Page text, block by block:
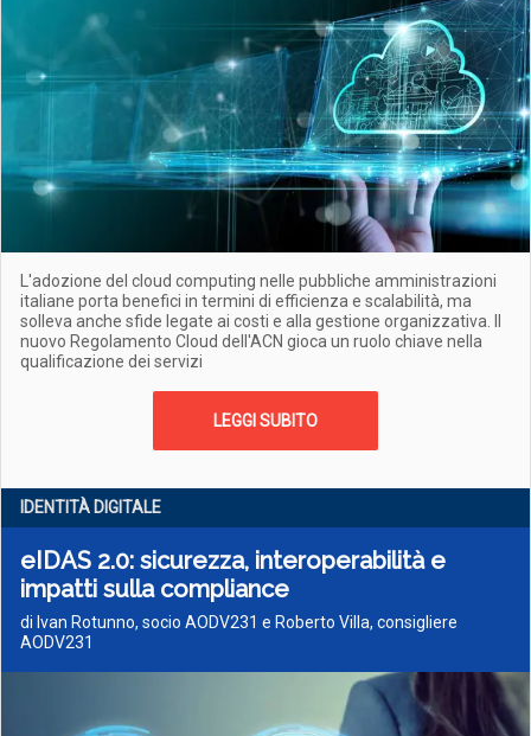
L'adozione del cloud computing nelle pubbliche amministrazioni
italiane porta benefici in termini di efficienza e scalabilità, ma
solleva anche sfide legate ai costi e alla gestione organizzativa. Il
nuovo Regolamento Cloud dell'ACN gioca un ruolo chiave nella
qualificazione dei servizi
LEGGI SUBITO
IDENTITÀ DIGITALE
eIDAS 2.0: sicurezza, interoperabilità e
impatti sulla compliance
di Ivan Rotunno, socio AODV231 e Roberto Villa, consigliere
AODV231